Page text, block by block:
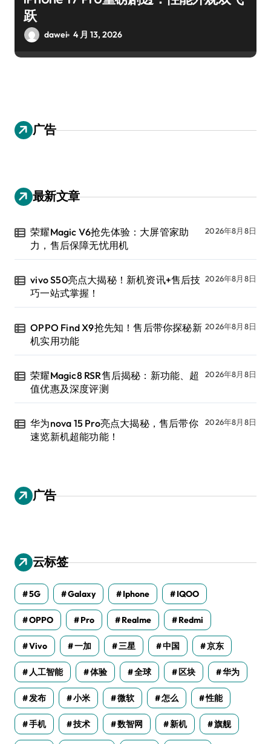
跃
dawei 4 月 13, 2026
广告
最新文章
荣耀Magic V6抢先体验：大屏管家助
力，售后保障无忧用机
2026年8月8日
vivo S50亮点大揭秘！新机资讯+售后技
巧一站式掌握！
2026年8月8日
OPPO Find X9抢先知！售后带你探秘新
机实用功能
2026年8月8日
荣耀Magic8 RSR售后揭秘：新功能、超
值优惠及深度评测
2026年8月8日
华为nova 15 Pro亮点大揭秘，售后带你
速览新机超能功能！
2026年8月8日
广告
云标签
5G Galaxy Iphone IQOO
OPPO Pro Realme Redmi
Vivo 一加 三星 中国 京东
人工智能 体验 全球 区块 华为
发布 小米 微软 怎么 性能
手机 技术 数智网 新机 旗舰